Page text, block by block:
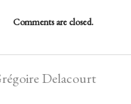
Comments are closed.
Delacourt